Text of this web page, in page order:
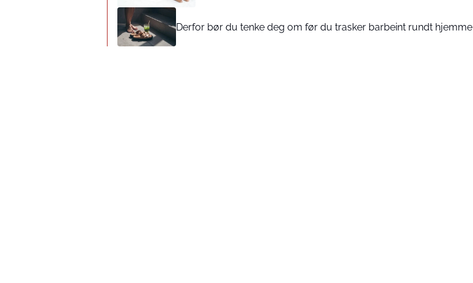
Derfor bør du tenke deg om før du trasker barbeint rundt hjemme